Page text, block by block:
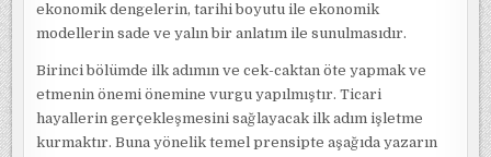
ekonomik dengelerin, tarihi boyutu ile ekonomik
modellerin sade ve yalın bir anlatım ile sunulmasıdır.
Birinci bölümde ilk adımın ve cek-caktan öte yapmak ve
etmenin önemi önemine vurgu yapılmıştır. Ticari
hayallerin gerçekleşmesini sağlayacak ilk adım işletme
kurmaktır. Buna yönelik temel prensipte aşağıda yazarın